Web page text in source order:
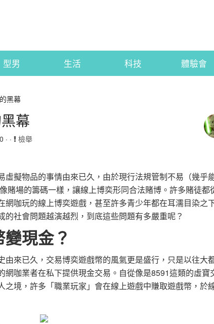
型男 生活 科技 體驗會
黑幕
幕
· · 檢舉
虛擬物品的事情由來已久，由於現行法規管制不易（幾乎
賭場的籌碼一樣，讓線上博奕形同合法賭博。許多賭徒都
網咖玩的線上博奕遊戲，甚至許多青少年都在耳濡目染之
社會問題越演越烈，到底這些問題有多嚴重呢？
現金？
來已久，交易博奕遊戲幣的風氣更是盛行，只是以往大
咖業者在私下提供現金交易。自從像是8591這類的虛寶
境，許多「職業玩家」會在線上遊戲中賺取遊戲幣，於